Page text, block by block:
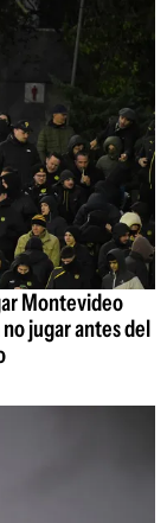
Montevideo
jugar antes del